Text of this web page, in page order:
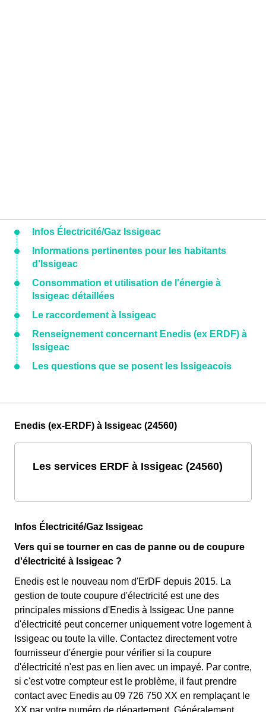
Infos Électricité/Gaz Issigeac
Informations pertinentes pour les habitants
d'Issigeac
Consommation et utilisation de l'énergie à
Issigeac détaillées
Le raccordement à Issigeac
Renseignement concernant Enedis (ex ERDF) à
Issigeac
Les questions que se posent les Issigeacois
Enedis (ex-ERDF) à Issigeac (24560)
Les services ERDF à Issigeac (24560)
Infos Électricité/Gaz Issigeac
Vers qui se tourner en cas de panne ou de coupure
d'électricité à Issigeac ?
Enedis est le nouveau nom d'ErDF depuis 2015. La
gestion de toute coupure d'électricité est une des
principales missions d'Enedis à Issigeac Une panne
d'électricité peut concerner uniquement votre logement à
Issigeac ou toute la ville. Contactez directement votre
fournisseur d'énergie pour vérifier si la coupure
d'électricité n'est pas en lien avec un impayé. Par contre,
si c'est votre compteur est le problème, il faut prendre
contact avec Enedis au 09 726 750 XX en remplaçant le
XX par votre numéro de département. Généralement,